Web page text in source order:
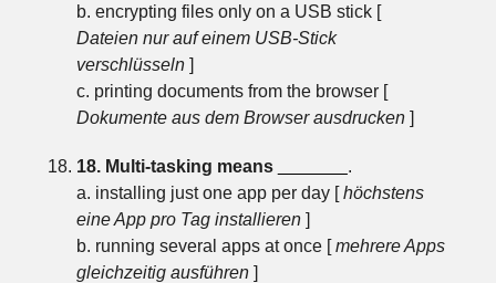
b. encrypting files only on a USB stick [
Dateien nur auf einem USB-Stick
verschlüsseln]
c. printing documents from the browser [
Dokumente aus dem Browser ausdrucken]
18. Multi-tasking means
.
a. installing just one app per day [höchstens
eine App pro Tag installieren]
b. running several apps at once [mehrere Apps
gleichzeitig ausführen]